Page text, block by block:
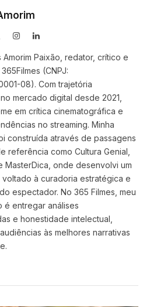
InstagramLinkedIn
Amorim Paixão, redator, crítico e
(CNPJ:
08). Com trajetória
mercado digital desde 2021,
em crítica cinematográfica e
no streaming. Minha
construída através de passagens
referência como Cultura Genial,
MasterDica, onde desenvolvi um
à curadoria estratégica e
espectador. No 365 Filmes, meu
é entregar análises
e honestidade intelectual,
às melhores narrativas